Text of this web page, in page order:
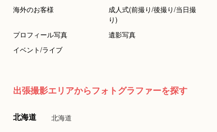
海外のお客様
成人式(前撮り/後撮り/当日撮
り)
プロフィール写真
遺影写真
イベント/ライブ
出張撮影エリアからフォトグラファーを探す
北海道 北海道